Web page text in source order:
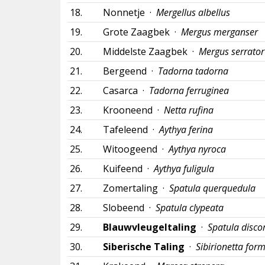
18. Nonnetje · Mergellus albellus
19.
Grote Zaagbek · Mergus merganser
20.
Middelste Zaagbek · Mergus serrator
21.
Bergeend · Tadorna tadorna
22.
Casarca · Tadorna ferruginea
23.
Krooneend · Netta rufina
24.
Tafeleend ·Aythya ferina
25.
Witoogeend ·Aythya nyroca
26.
Kuifeend ·Aythya fuligula
27.
Zomertaling · Spatula querquedula
28.
Slobeend · Spatula clypeata
29.
Blauwvleugeltaling · Spatula
30.
Siberische Taling · Sibirionetta